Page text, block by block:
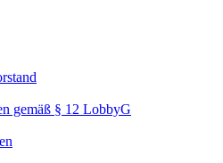
gemäß § 12 LobbyG